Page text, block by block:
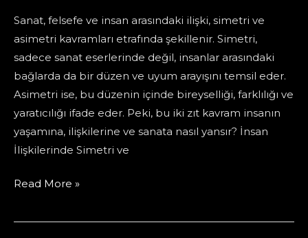
Sanat, felsefe ve insan arasındaki ilişki, simetri ve
asimetri kavramları etrafında şekillenir. Simetri,
sadece sanat eserlerinde değil, insanlar arasındaki
bağlarda da bir düzen ve uyum arayışını temsil eder.
Asimetri ise, bu düzenin içinde bireyselliği, farklılığı ve
yaratıcılığı ifade eder. Peki, bu iki zıt kavram insanın
yaşamına, ilişkilerine ve sanata nasıl yansır? İnsan
İlişkilerinde Simetri ve
Asimetri
Simetri:
Read More »